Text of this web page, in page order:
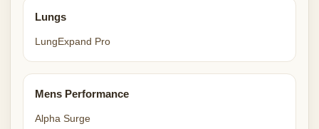
Lungs
LungExpand Pro
Mens Performance
Alpha Surge